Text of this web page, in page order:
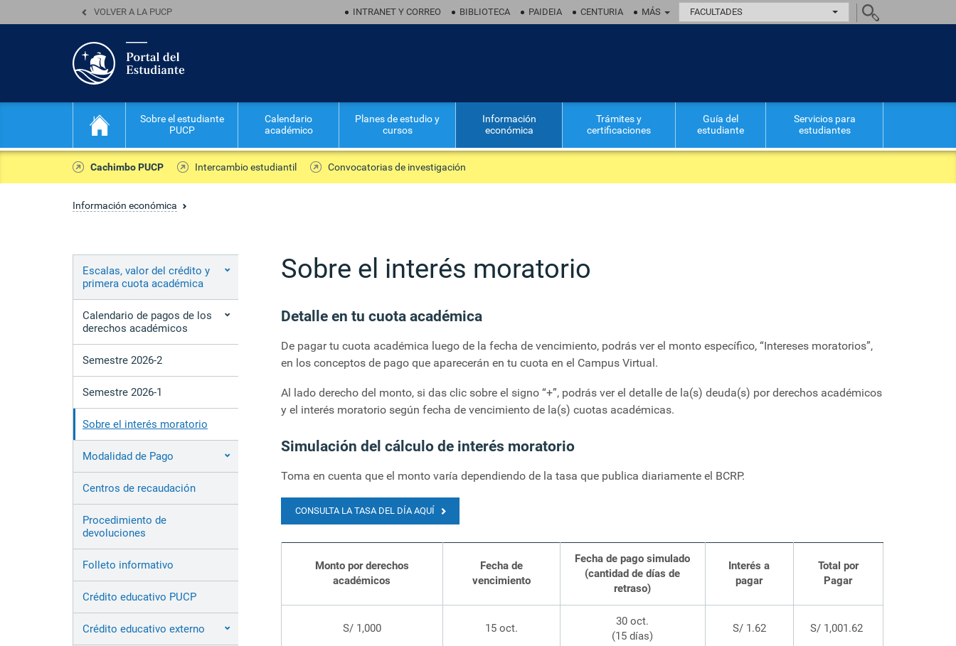
VOLVER A LA PUCP INTRANET Y CORREO BIBLIOTECA PAIDEIA CENTURIA MÁS FACULTADES
Sobre el estudiante
PUCP
Calendario
académico
Planes de estudio y
cursos
Información
económica
Trámites y
certificaciones
Guía del
estudiante
Servicios para
estudiantes
Cachimbo PUCP Intercambio estudiantil Convocatorias de investigación
Información económica
Escalas, valor del crédito y
primera cuota académica
Calendario de pagos de los
derechos académicos
Semestre 2026-2
Semestre 2026-1
Sobre el interés moratorio
Modalidad de Pago
Centros de recaudación
Procedimiento de
devoluciones
Folleto informativo
Crédito educativo PUCP
Crédito educativo externo
Sobre el interés moratorio
Detalle en tu cuota académica
De pagar tu cuota académica luego de la fecha de vencimiento, podrás ver el monto específico, “Intereses moratorios”,
en los conceptos de pago que aparecerán en tu cuota en el Campus Virtual.
Al lado derecho del monto, si das clic sobre el signo “+”, podrás ver el detalle de la(s) deuda(s) por derechos académicos
y el interés moratorio según fecha de vencimiento de la(s) cuotas académicas.
Simulación del cálculo de interés moratorio
Toma en cuenta que el monto varía dependiendo de la tasa que publica diariamente el BCRP.
CONSULTA LA TASA DEL DÍA AQUÍ
Monto por derechos
académicos
Fecha de
vencimiento
Fecha de pago simulado
(cantidad de días de
retraso)
Interés a
pagar
Total por
Pagar
S/ 1,000 15 oct.
30 oct.
(15 días)
S/ 1.62 S/ 1,001.62